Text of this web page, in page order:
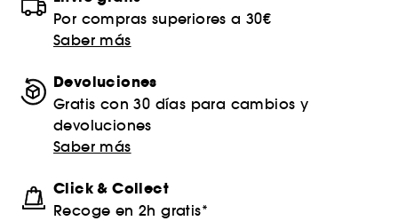
Por compras superiores a 30€
Saber más
Devoluciones
Gratis con 30 días para cambios y
devoluciones
Saber más
Click & Collect
Recoge en 2h gratis*